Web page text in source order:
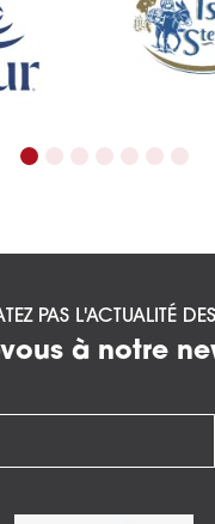
PAS L'ACTUALITÉ
à notre